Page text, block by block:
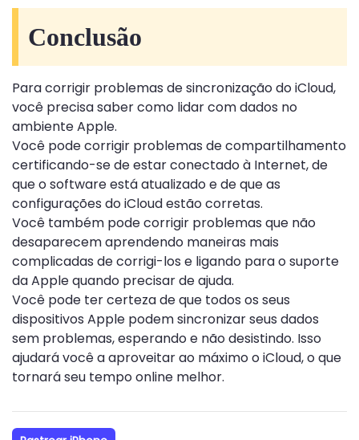
Conclusão
Para corrigir problemas de sincronização do iCloud,
você precisa saber como lidar com dados no
ambiente Apple.
Você pode corrigir problemas de compartilhamento
certificando-se de estar conectado à Internet, de
que o software está atualizado e de que as
configurações do iCloud estão corretas.
Você também pode corrigir problemas que não
desaparecem aprendendo maneiras mais
complicadas de corrigi-los e ligando para o suporte
da Apple quando precisar de ajuda.
Você pode ter certeza de que todos os seus
dispositivos Apple podem sincronizar seus dados
sem problemas, esperando e não desistindo. Isso
ajudará você a aproveitar ao máximo o iCloud, o que
tornará seu tempo online melhor.